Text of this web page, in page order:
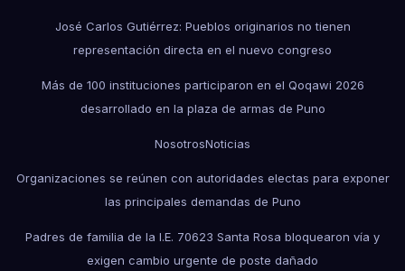
José Carlos Gutiérrez: Pueblos originarios no tienen
representación directa en el nuevo congreso
Más de 100 instituciones participaron en el Qoqawi 2026
desarrollado en la plaza de armas de Puno
NosotrosNoticias
Organizaciones se reúnen con autoridades electas para exponer
las principales demandas de Puno
Padres de familia de la I.E. 70623 Santa Rosa bloquearon vía y
exigen cambio urgente de poste dañado